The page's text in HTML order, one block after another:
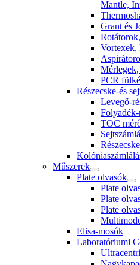
Mantle,
Grant és
Vortexek,
PCR
Részecske-és
Levegő-
Folyadék-
TOC
Műszerek
Plate olvasók
Plate
Plate
Plate
Elisa-mosók
Laboratóriumi